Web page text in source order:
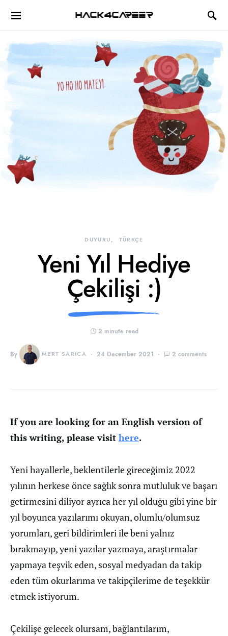
Hack4Career
DUYURU TÜRKÇE
Yeni Yıl Hediye
Çekilişi :)
2 minute read
By MERT SARICA 24 December 2021 2 comments
If you are looking for an English version of
this writing, please visit here.
Yeni hayallerle, beklentilerle gireceğimiz 2022
yılının herkese önce sağlık sonra mutluluk ve başarı
getirmesini diliyor ayrıca her yıl olduğu gibi yine bir
yıl boyunca yazılarımı okuyan, olumlu/olumsuz
yorumları, geri bildirimleri ile beni yalnız
bırakmayıp, yeni yazılar yazmaya, araştırmalar
yapmaya teşvik eden, sosyal medyadan da takip
eden tüm okurlarıma ve takipçilerime de teşekkür
etmek istiyorum.
Çekilişe gelecek olursam, bağlantılarım,